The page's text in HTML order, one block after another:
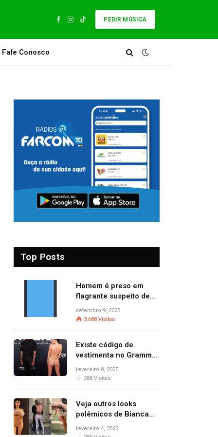
Facebook
Instagram
TikTok
PEDIR MÚSICA
Fale Conosco
Top Posts
Homem é preso em
flagrante suspeito de
provocar dois incêndios
criminosos no mesmo
setembro 9, 2025
3.688 Visitas
Existe código de
vestimenta no Grammy?
Questionamento surgiu
após Bianca Censori,
premiação
fevereiro 8, 2025
288 Visitas
Veja outros looks
polêmicos de Bianca
Censori, esposa de
Kanye West que
fevereiro 4, 2025